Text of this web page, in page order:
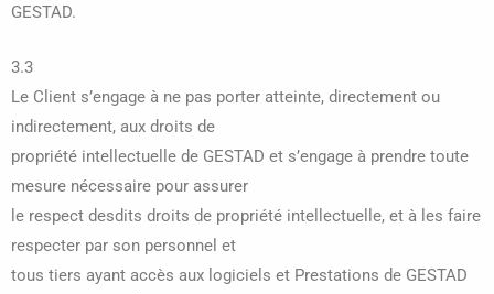
GESTAD.
3.3
Le Client s’engage à ne pas porter atteinte, directement ou
indirectement, aux droits de
propriété intellectuelle de GESTAD et s’engage à prendre toute
mesure nécessaire pour assurer
le respect desdits droits de propriété intellectuelle, et à les faire
respecter par son personnel et
tous tiers ayant accès aux logiciels et Prestations de GESTAD